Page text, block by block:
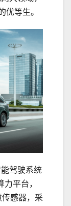
优等生。
驾驶系统
平台，
感器，采